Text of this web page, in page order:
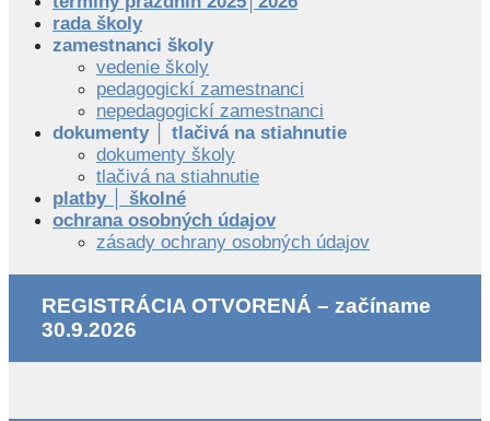
rada školy
zamestnanci školy
vedenie školy
pedagogickí zamestnanci
nepedagogickí zamestnanci
dokumenty │ tlačivá na stiahnutie
dokumenty školy
tlačivá na stiahnutie
platby │ školné
ochrana osobných údajov
zásady ochrany osobných údajov
REGISTRÁCIA OTVORENÁ – začíname
30.9.2026